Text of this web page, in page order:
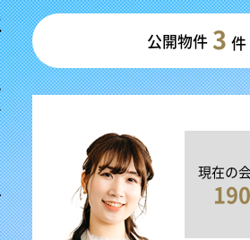
公開物件 3 件
現在の
190